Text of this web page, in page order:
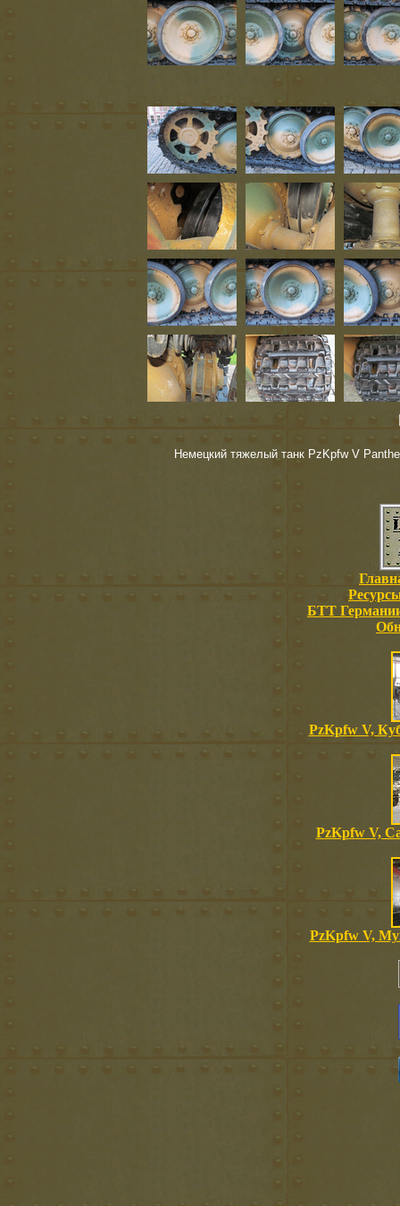
Немецкий тяжелый танк PzKpfw V
БТТ
PzKpfw V,
PzKpfw V,
PzKpfw V,